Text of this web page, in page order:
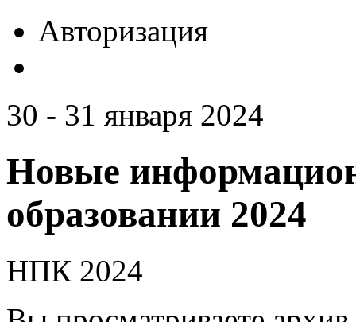
Авторизация
30 - 31 января 2024
Новые
образовании 2024
НПК 2024